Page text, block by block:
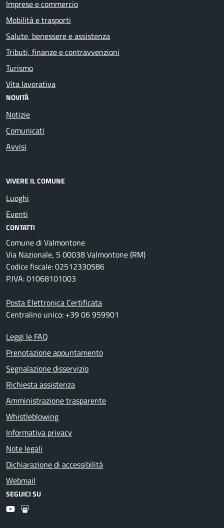
Imprese e commercio
Mobilità e trasporti
Salute, benessere e assistenza
Tributi, finanze e contravvenzioni
Turismo
Vita lavorativa
NOVITÀ
Notizie
Comunicati
Avvisi
VIVERE IL COMUNE
Luoghi
Eventi
CONTATTI
Comune di Valmontone
Via Nazionale, 5 00038 Valmontone (RM)
Codice fiscale: 02512330586
P.IVA: 01068101003
Posta Elettronica Certificata
Centralino unico: +39 06 959901
Leggi le FAQ
Prenotazione appuntamento
Segnalazione disservizio
Richiesta assistenza
Amministrazione trasparente
Whistleblowing
Informativa privacy
Note legali
Dichiarazione di accessibilità
Webmail
SEGUICI SU
YoutubeSlideshare